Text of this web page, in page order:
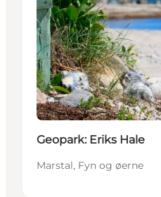
Geopark: Eriks Hale
Marstal, Fyn og øerne